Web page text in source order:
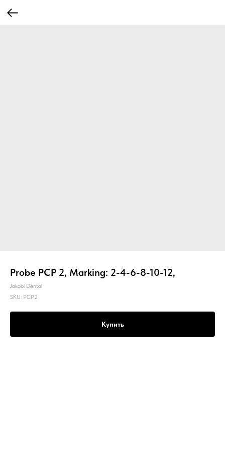
Probe PCP 2, Marking: 2-4-6-8-10-12,
Jakobi Dental
SKU: PCP2
Купить